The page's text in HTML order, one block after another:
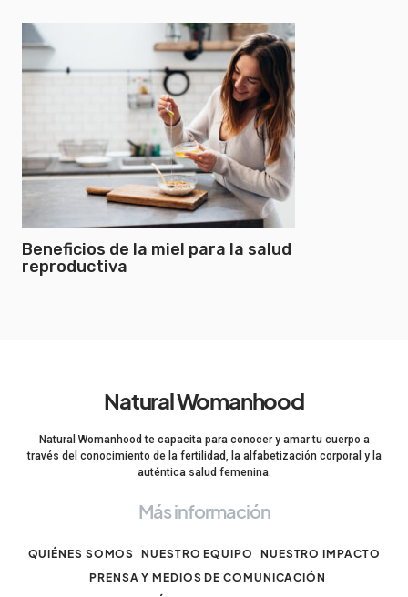
Beneficios de la miel para la salud
reproductiva
Natural Womanhood
Natural Womanhood te capacita para conocer y amar tu cuerpo a
través del conocimiento de la fertilidad, la alfabetización corporal y la
auténtica salud femenina.
Más información
QUIÉNES SOMOS NUESTRO EQUIPO
NUESTRO IMPACTO
PRENSA Y MEDIOS DE COMUNICACIÓN